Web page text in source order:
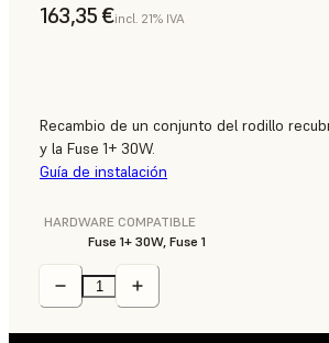
163,35 €incl. 21% IVA
Recambio de un conjunto del rodillo
y la Fuse 1+ 30W.
Guía de instalación
HARDWARE COMPATIBLE
Fuse 1+ 30W, Fuse 1